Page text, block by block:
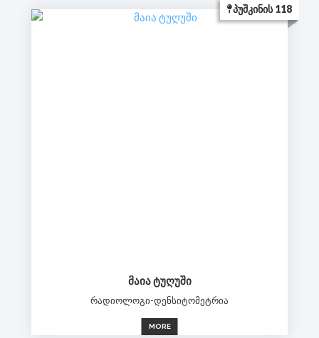
ᲞᲣᲨᲙᲘᲜᲘᲡ 118
ᲛᲐᲘᲐ ᲢᲣᲦᲣᲨᲘ
რადიოლოგი-დენსიტომეტრია
MORE